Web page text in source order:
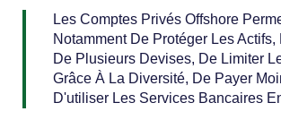
Les Comptes Privés Offshore
Notamment De Protéger Les Actifs,
De Plusieurs Devises, De Limiter
Grâce À La Diversité, De Payer
D'utiliser Les Services Bancaires